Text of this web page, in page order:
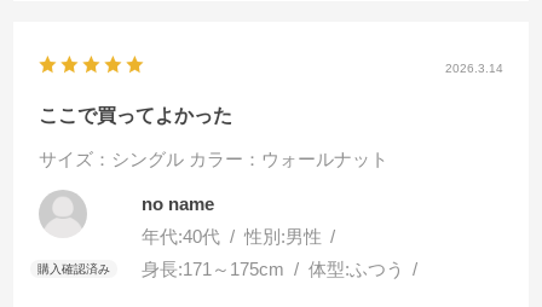
2026.3.14
ここで買ってよかった
サイズ：シングル カラー：ウォールナット
no name
年代:40代 性別:男性
身長:171～175cm 体型:ふつう